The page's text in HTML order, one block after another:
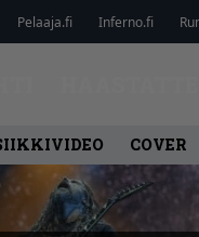
Pelaaja.fi Inferno.fi
COVER